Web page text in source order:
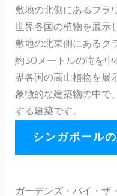
敷地の北側にあるフラ
世界各国の植物を展示
敷地の北東側にあるク
約30メートルの滝を中
界各国の高山植物を展
象徴的な建築物の中で
する建築です。
シンガポール
ガーデンズ・バイ・ザ